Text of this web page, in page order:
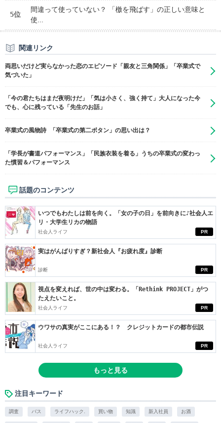
5位
間違って使っていない？ 「檄を飛ばす」の正しい意味と
使...
関連リンク
両思いだけど実らなかった恋のエピソード「親友と三角関係」「卒業式で
気づいた」
「今の君たちはまだ夜明けだ」「気は小さく、強く持て」大人になった今
でも、心に残っている「先生のお話」
卒業式の風物詩 「卒業式の第二ボタン」の思い出は？
「学長が書道パフォーマンス」「民族衣装を着る」うちの卒業式の変わっ
た慣習＆パフォーマンス
話題のコンテンツ
PR
いつでもわたしは前を向く。「女の子の日」を前向きに♪社会人エ
リ・大学生リカの物語
社会人ライフ
PR
実はがんばりすぎ？新社会人『お疲れ度』診断
診断
PR
視点を変えれば、世の中は変わる。「Rethink PROJECT」がつ
たえたいこと。
社会人ライフ
PR
ウワサの真実がここにある！？ クレジットカードの都市伝説
社会人ライフ
もっと見る
注目キーワード
調査 バス ライフハック. 買い物 知識 新入社員 お酒